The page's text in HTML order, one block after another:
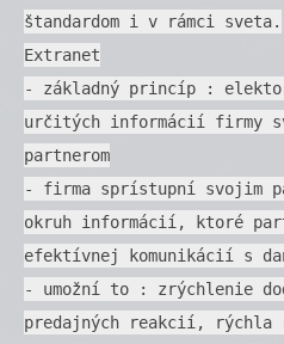
štandardom i v rámci sveta.
Extranet
- základný princíp :
určitých informácií firmy
partnerom
- firma sprístupní svojim
okruh informácií, ktoré
efektívnej komunikácií s
- umožní to : zrýchlenie
predajných reakcií, rýchla